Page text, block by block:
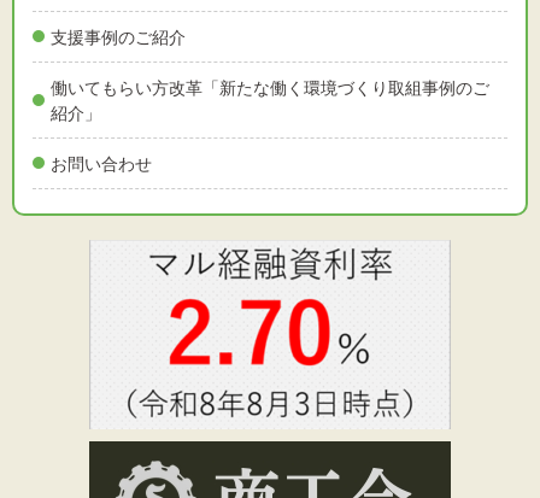
支援事例のご紹介
働いてもらい方改革「新たな働く環境づくり取組事例のご
紹介」
お問い合わせ